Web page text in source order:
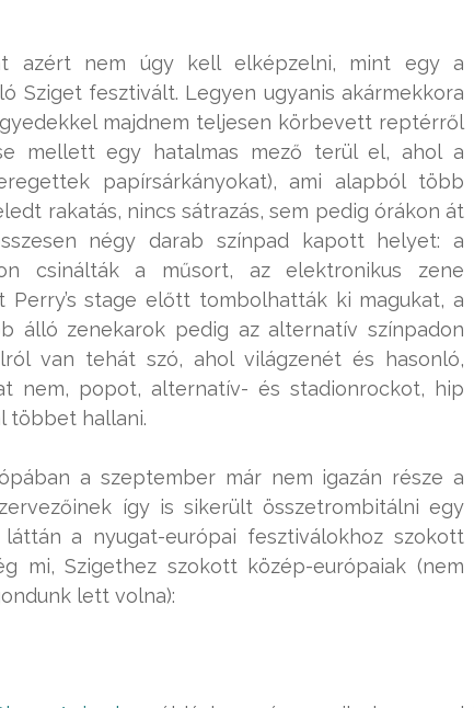
azért nem úgy kell elképzelni, mint egy a
Sziget fesztivált. Legyen ugyanis akármekkora
majdnem teljesen körbevett reptérről
mellett egy hatalmas mező terül el, ahol a
papírsárkányokat), ami alapból több
rakatás, nincs sátrazás, sem pedig órákon át
négy darab színpad kapott helyet: a
csinálták a műsort, az elektronikus zene
stage előtt tombolhatták ki magukat, a
álló zenekarok pedig az alternatív színpadon
van tehát szó, ahol világzenét és hasonló,
nem, popot, alternatív- és stadionrockot, hip
többet hallani.
a szeptember már nem igazán része a
így is sikerült összetrombitálni egy
a nyugat-európai fesztiválokhoz szokott
mi, Szigethez szokott közép-európaiak (nem
lett volna):